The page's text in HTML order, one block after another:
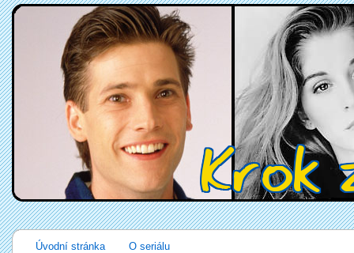
Úvodní stránka O seriálu